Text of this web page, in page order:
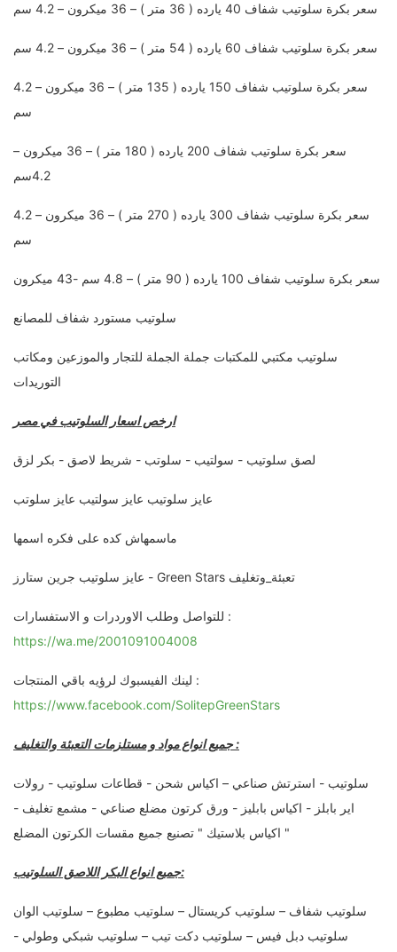
سعر بكرة سلوتيب شفاف 40 يارده ( 36 متر ) – 36 ميكرون – 4.2 سم
سعر بكرة سلوتيب شفاف 60 يارده ( 54 متر ) – 36 ميكرون – 4.2 سم
سعر بكرة سلوتيب شفاف 150 يارده ( 135 متر ) – 36 ميكرون – 4.2
سم
سعر بكرة سلوتيب شفاف 200 يارده ( 180 متر ) – 36 ميكرون –
4.2سم
سعر بكرة سلوتيب شفاف 300 يارده ( 270 متر ) – 36 ميكرون – 4.2
سم
سعر بكرة سلوتيب شفاف 100 يارده ( 90 متر ) – 4.8 سم -43 ميكرون
سلوتيب مستورد شفاف للمصانع
سلوتيب مكتبي للمكتبات جملة الجملة للتجار والموزعين ومكاتب
التوريدات
ارخص اسعار السلوتيب في مصر
لصق سلوتيب - سولتيب - سلوتب - شريط لاصق - بكر لزق
عايز سلوتيب عايز سولتيب عايز سلوتب
ماسمهاش كده على فكره اسمها
عايز سلوتيب جرين ستارز - Green Stars تعبئة_وتغليف
للتواصل وطلب الاوردرات و الاستفسارات :
https://wa.me/2001091004008
لينك الفيسبوك لرؤيه باقي المنتجات :
https://www.facebook.com/SolitepGreenStars
جميع انواع مواد و مستلزمات التعبئة والتغليف :
سلوتيب - استرتش صناعي – اكياس شحن - قطاعات سلوتيب - رولات
اير بابلز - اكياس بابليز - ورق كرتون مضلع صناعي - مشمع تغليف -
اكياس بلاستيك " تصنيع جميع مقسات الكرتون المضلع "
جميع انواع البكر اللاصق السلوتيب:
سلوتيب شفاف – سلوتيب كريستال – سلوتيب مطبوع – سلوتيب الوان
سلوتيب دبل فيس – سلوتيب دكت تيب – سلوتيب شبكي وطولي -